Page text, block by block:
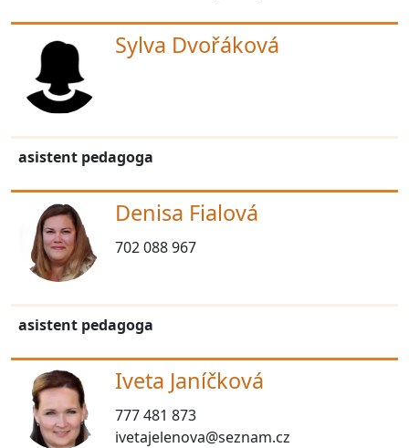
Sylva Dvořáková
asistent pedagoga
Denisa Fialová
702 088 967
asistent pedagoga
Iveta Janíčková
777 481 873
ivetajelenova@seznam.cz